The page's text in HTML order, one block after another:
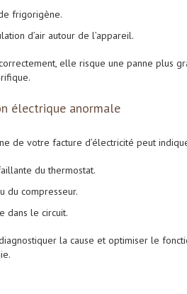
frigorigène.
d’air autour de l’appareil.
elle risque une panne plus
électrique anormale
de votre facture d’électricité peut
du thermostat.
du compresseur.
dans le circuit.
la cause et optimiser le